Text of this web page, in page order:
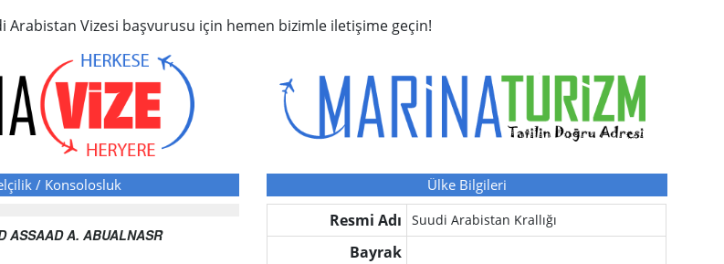
Arabistan Vizesi başvurusu için hemen bizimle iletişime geçin!
/ Konsolosluk
ASSAAD A. ABUALNASR
Ülke Bilgileri
Resmi Adı Suudi Arabistan Krallığı
Bayrak